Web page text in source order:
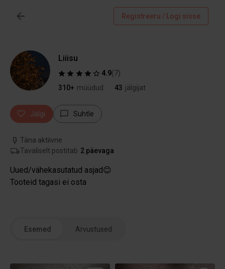
Registreeru / Logi sisse
Liiisu
4.9(7)
310+ müüdud 43 jälgijat
Jälgi Suhtle
Täna aktiivne
Tavaliselt postitab 2 päevaga
Uued/vähekasutatud asjad😊
Tooteid tagasi ei osta
Esemed Arvustused